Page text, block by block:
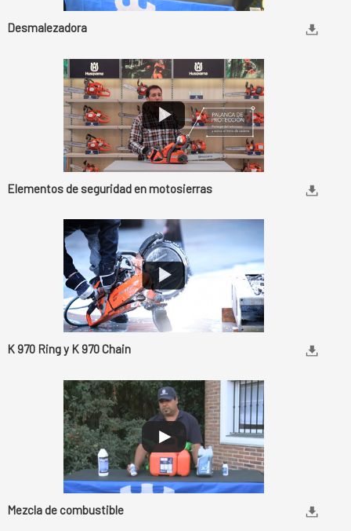
Desmalezadora
Elementos de seguridad en motosierras
K 970 Ring y K 970 Chain
Mezcla de combustible